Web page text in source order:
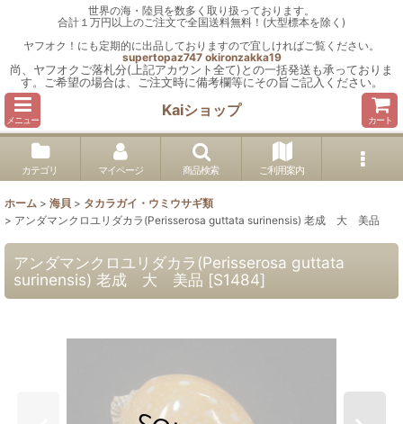
世界の海・陸貝を数多く取り扱っております。
合計１万円以上のご注文で全国送料無料！(大型標本を除く)
ヤフオク！にも定期的に出品しておりますので宜しければご覧ください。
supertopaz747 okironzakka19
尚、ヤフオクご落札分(上記アカウント全て)との一括発送も承っておりま
す。ご希望の場合は、ご注文時に備考欄等にその旨ご記入ください。
メニュー
Kaiショップ
カート
カテゴリ マイページ 商品検索 ご利用案内
ホーム > 海貝 > タカラガイ・ウミウサギ類
> アンダマンクロユリダカラ(Perisserosa guttata surinensis) 老成 大 美品
アンダマンクロユリダカラ(Perisserosa guttata
surinensis) 老成 大 美品 [S1484]